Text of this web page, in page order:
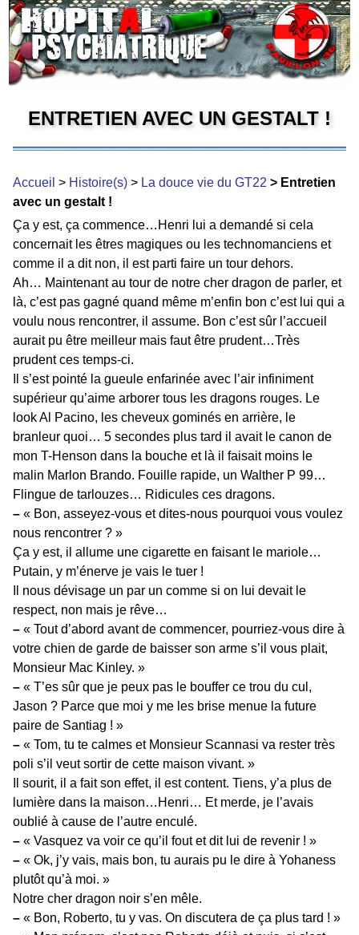
ENTRETIEN AVEC UN GESTALT !
Accueil > Histoire(s) > La douce vie du GT22 > Entretien
avec un gestalt !
Ça y est, ça commence…Henri lui a demandé si cela
concernait les êtres magiques ou les technomanciens et
comme il a dit non, il est parti faire un tour dehors.
Ah… Maintenant au tour de notre cher dragon de parler, et
là, c’est pas gagné quand même m’enfin bon c’est lui qui a
voulu nous rencontrer, il assume. Bon c’est sûr l’accueil
aurait pu être meilleur mais faut être prudent…Très
prudent ces temps-ci.
Il s’est pointé la gueule enfarinée avec l’air infiniment
supérieur qu’aime arborer tous les dragons rouges. Le
look Al Pacino, les cheveux gominés en arrière, le
branleur quoi… 5 secondes plus tard il avait le canon de
mon T-Henson dans la bouche et là il faisait moins le
malin Marlon Brando. Fouille rapide, un Walther P 99…
Flingue de tarlouzes… Ridicules ces dragons.
– « Bon, asseyez-vous et dites-nous pourquoi vous voulez
nous rencontrer ? »
Ça y est, il allume une cigarette en faisant le mariole…
Putain, y m’énerve je vais le tuer !
Il nous dévisage un par un comme si on lui devait le
respect, non mais je rêve…
– « Tout d’abord avant de commencer, pourriez-vous dire à
votre chien de garde de baisser son arme s’il vous plait,
Monsieur Mac Kinley. »
– « T’es sûr que je peux pas le bouffer ce trou du cul,
Jason ? Parce que moi y me les brise menue la future
paire de Santiag ! »
– « Tom, tu te calmes et Monsieur Scannasi va rester très
poli s’il veut sortir de cette maison vivant. »
Il sourit, il a fait son effet, il est content. Tiens, y’a plus de
lumière dans la maison…Henri… Et merde, je l’avais
oublié à cause de l’autre enculé.
– « Vasquez va voir ce qu’il fout et dit lui de revenir ! »
– « Ok, j’y vais, mais bon, tu aurais pu le dire à Yohaness
plutôt qu’à moi. »
Notre cher dragon noir s’en mêle.
– « Bon, Roberto, tu y vas. On discutera de ça plus tard ! »